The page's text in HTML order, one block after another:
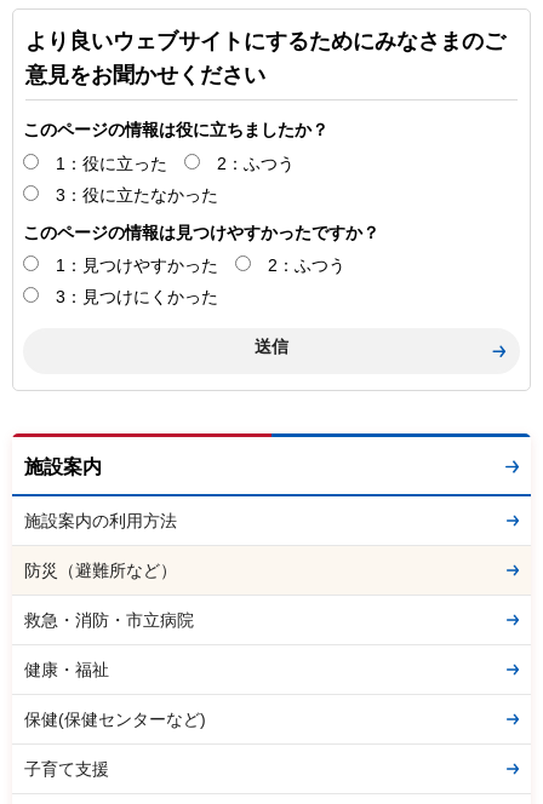
より良いウェブサイトにするためにみなさまのご
意見をお聞かせください
このページの情報は役に立ちましたか？
1：役に立った
2：ふつう
3：役に立たなかった
このページの情報は見つけやすかったですか？
1：見つけやすかった
2：ふつう
3：見つけにくかった
施設案内
施設案内の利用方法
防災（避難所など）
救急・消防・市立病院
健康・福祉
保健(保健センターなど)
子育て支援